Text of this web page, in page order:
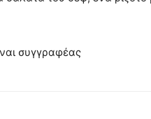
συγγραφέας